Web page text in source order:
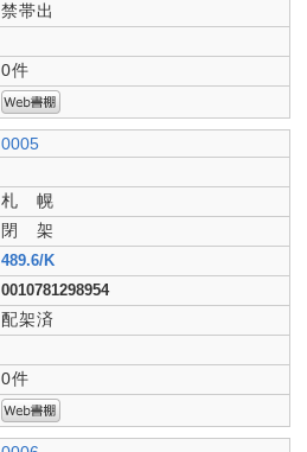
禁帯出
0件
0005
札 幌
閉 架
489.6/K
0010781298954
配架済
0件